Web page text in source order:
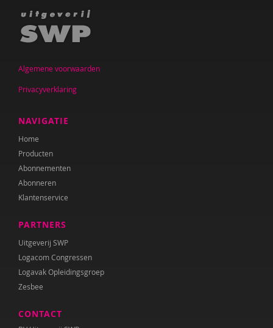
Algemene voorwaarden
Privacyverklaring
NAVIGATIE
Home
Producten
Abonnementen
Abonneren
Klantenservice
PARTNERS
Uitgeverij SWP
Logacom Congressen
Logavak Opleidingsgroep
Zesbee
CONTACT